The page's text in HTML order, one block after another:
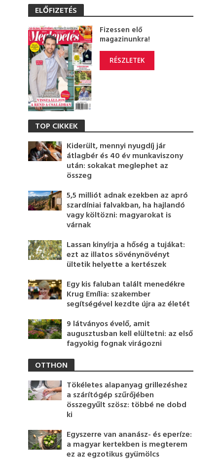
ELŐFIZETÉS
Fizessen elő
magazinunkra!
RÉSZLETEK
TOP CIKKEK
Kiderült, mennyi nyugdíj jár
átlagbér és 40 év munkaviszony
után: sokakat meglephet az
összeg
5,5 milliót adnak ezekben az apró
szardíniai falvakban, ha hajlandó
vagy költözni: magyarokat is
várnak
Lassan kinyírja a hőség a tujákat:
ezt az illatos sövénynövényt
ültetik helyette a kertészek
Egy kis faluban talált menedékre
Krug Emília: szakember
segítségével kezdte újra az életét
9 látványos évelő, amit
augusztusban kell elültetni: az első
fagyokig fognak virágozni
OTTHON
Tökéletes alapanyag grillezéshez
a szárítógép szűrőjében
összegyűlt szösz: többé ne dobd
ki
Egyszerre van ananász- és eperíze:
a magyar kertekben is megterem
ez az egzotikus gyümölcs